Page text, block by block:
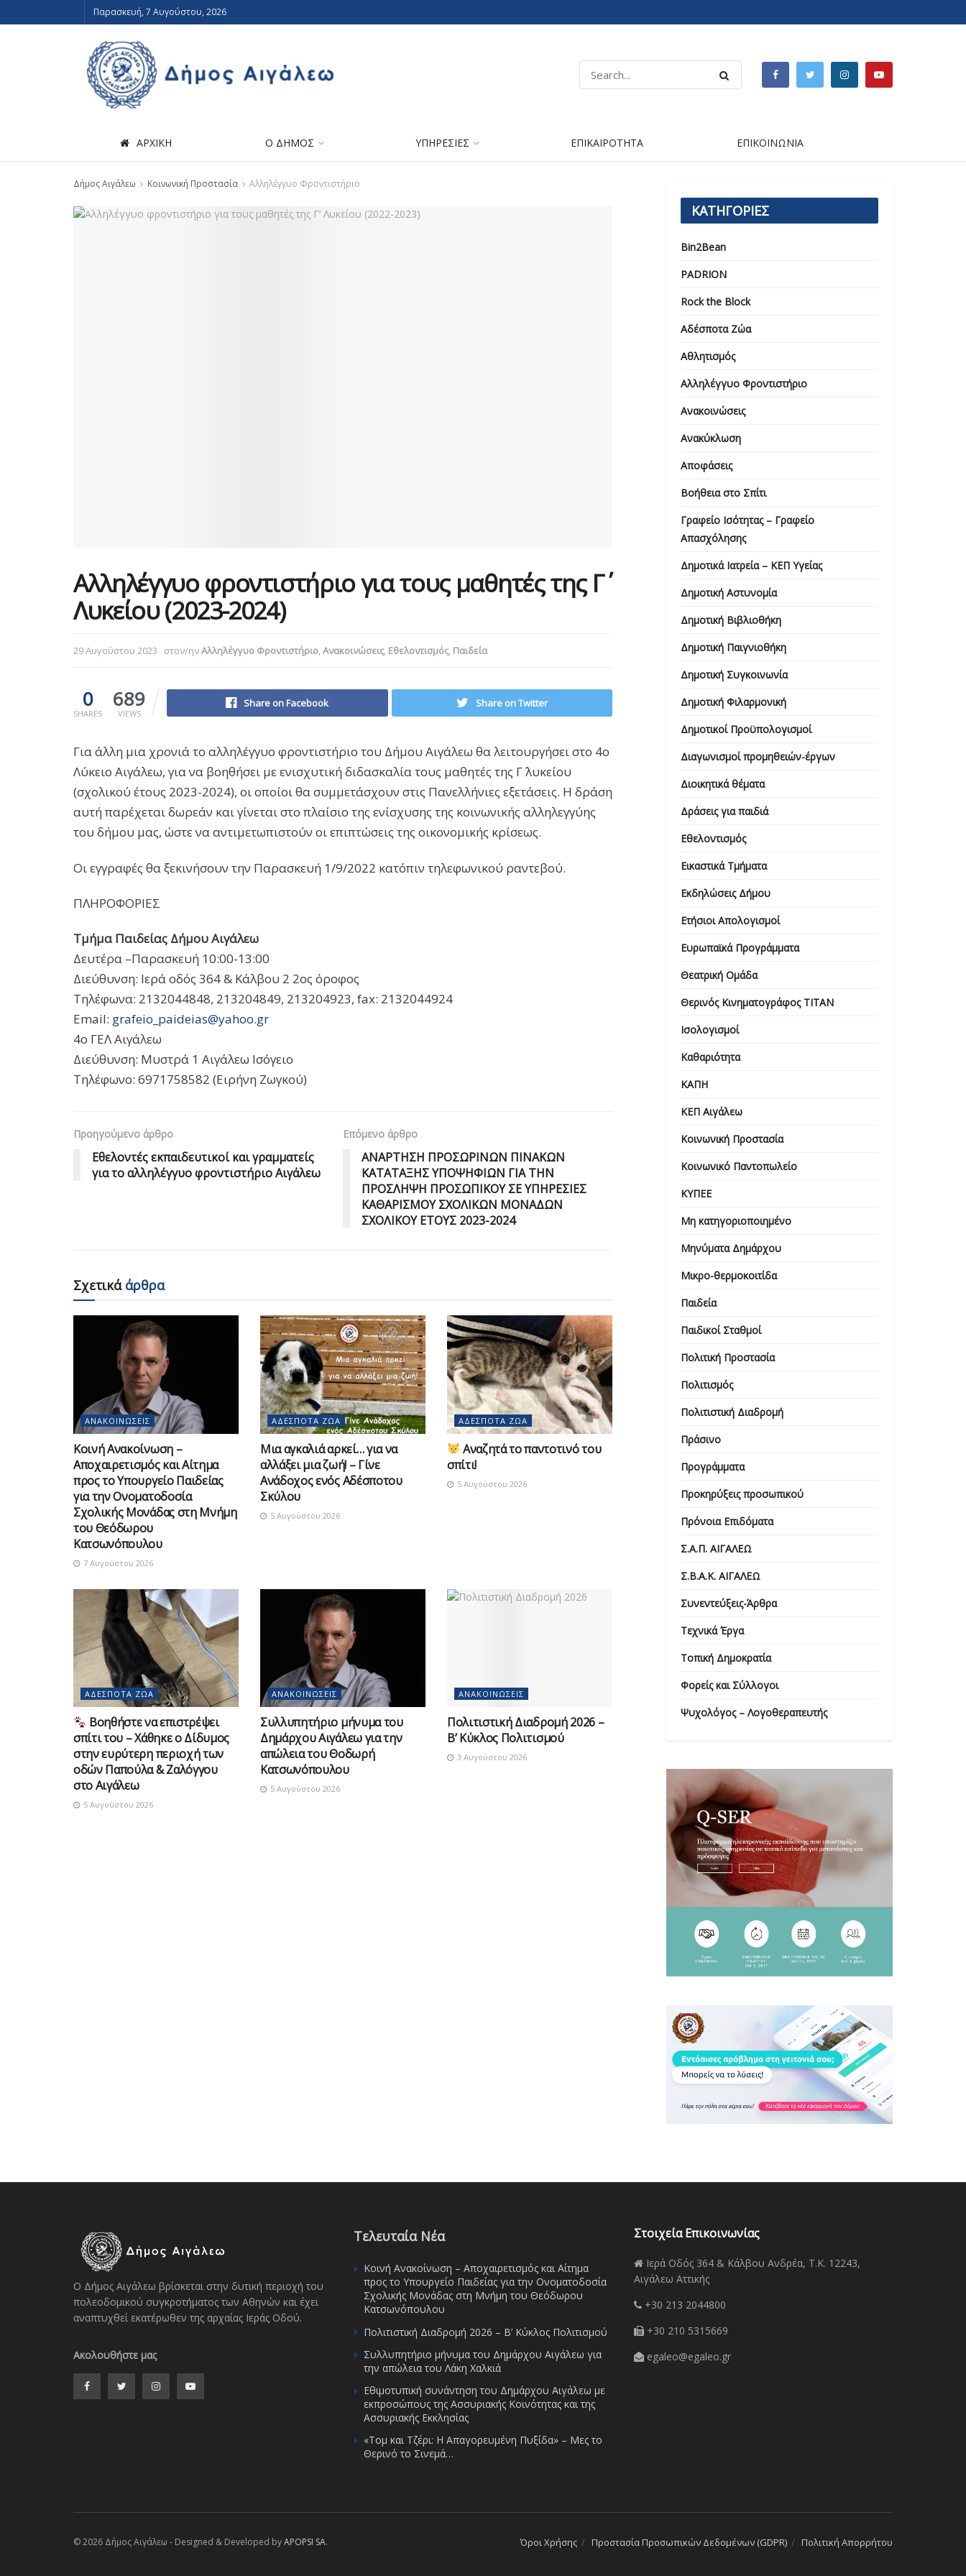
Παρασκευή, 7 Αυγούστου, 2026
ΑΡΧΙΚΗ Ο ΔΗΜΟΣ ΥΠΗΡΕΣΙΕΣ ΕΠΙΚΑΙΡΟΤΗΤΑ ΕΠΙΚΟΙΝΩΝΙΑ
Δήμος Αιγάλεω Κοινωνική Προστασία Αλληλέγγυο Φροντιστήριο
Αλληλέγγυο φροντιστήριο για τους μαθητές της Γ΄
Λυκείου (2023-2024)
29 Αυγούστου 2023 στον/ηνΑλληλέγγυο Φροντιστήριο,Ανακοινώσεις, Εθελοντισμός, Παιδεία
0
SHARES
689
VIEWS
Share on Facebook Share on Twitter
Για άλλη μια χρονιά το αλληλέγγυο φροντιστήριο του Δήμου Αιγάλεω θα λειτουργήσει στο 4ο
Λύκειο Αιγάλεω, για να βοηθήσει με ενισχυτική διδασκαλία τους μαθητές της Γ΄ λυκείου
(σχολικού έτους 2023-2024), οι οποίοι θα συμμετάσχουν στις Πανελλήνιες εξετάσεις. Η δράση
αυτή παρέχεται δωρεάν και γίνεται στο πλαίσιο της ενίσχυσης της κοινωνικής αλληλεγγύης
του δήμου μας, ώστε να αντιμετωπιστούν οι επιπτώσεις της οικονομικής κρίσεως.
Οι εγγραφές θα ξεκινήσουν την Παρασκευή 1/9/2022 κατόπιν τηλεφωνικού ραντεβού.
ΠΛΗΡΟΦΟΡΙΕΣ
Τμήμα Παιδείας Δήμου Αιγάλεω
Δευτέρα –Παρασκευή 10:00-13:00
Διεύθυνση: Ιερά οδός 364 & Κάλβου 2 2ος όροφος
Τηλέφωνα: 2132044848, 213204849, 213204923, fax: 2132044924
Email: grafeio_paideias@yahoo.gr
4ο ΓΕΛ Αιγάλεω
Διεύθυνση: Μυστρά 1 Αιγάλεω Ισόγειο
Τηλέφωνο: 6971758582 (Ειρήνη Ζωγκού)
Προηγούμενο άρθρο
Εθελοντές εκπαιδευτικοί και γραμματείς
για το αλληλέγγυο φροντιστήριο Αιγάλεω
Επόμενο άρθρο
ΑΝΑΡΤΗΣΗ ΠΡΟΣΩΡΙΝΩΝ ΠΙΝΑΚΩΝ
ΚΑΤΑΤΑΞΗΣ ΥΠΟΨΗΦΙΩΝ ΓΙΑ ΤΗΝ
ΠΡΟΣΛΗΨΗ ΠΡΟΣΩΠΙΚΟΥ ΣΕ ΥΠΗΡΕΣΙΕΣ
ΚΑΘΑΡΙΣΜΟΥ ΣΧΟΛΙΚΩΝ ΜΟΝΑΔΩΝ
ΣΧΟΛΙΚΟΥ ΕΤΟΥΣ 2023-2024
Σχετικάάρθρα
ΑΝΑΚΟΙΝΏΣΕΙΣ
Κοινή Ανακοίνωση –
Αποχαιρετισμός και Αίτημα
προς το Υπουργείο Παιδείας
για την Ονοματοδοσία
Σχολικής Μονάδας στη Μνήμη
του Θεόδωρου
Κατσωνόπουλου
7 Αυγούστου 2026
ΑΔΈΣΠΟΤΑ ΖΏΑ
Μια αγκαλιά αρκεί… για να
αλλάξει μια ζωή! – Γίνε
Ανάδοχος ενός Αδέσποτου
Σκύλου
5 Αυγούστου 2026
ΑΔΈΣΠΟΤΑ ΖΏΑ
Αναζητά το παντοτινό του
σπίτι!
5 Αυγούστου 2026
ΑΔΈΣΠΟΤΑ ΖΏΑ
Βοηθήστε να επιστρέψει
σπίτι του – Χάθηκε ο Δίδυμος
στην ευρύτερη περιοχή των
οδών Παπούλα & Ζαλόγγου
στο Αιγάλεω
5 Αυγούστου 2026
ΑΝΑΚΟΙΝΏΣΕΙΣ
Συλλυπητήριο μήνυμα του
Δημάρχου Αιγάλεω για την
απώλεια του Θοδωρή
Κατσωνόπουλου
5 Αυγούστου 2026
ΑΝΑΚΟΙΝΏΣΕΙΣ
Πολιτιστική Διαδρομή 2026 –
Β’ Κύκλος Πολιτισμού
3 Αυγούστου 2026
ΚΑΤΗΓΟΡΙΕΣ
Bin2Bean
PADRION
Rock the Block
Αδέσποτα Ζώα
Αθλητισμός
Αλληλέγγυο Φροντιστήριο
Ανακοινώσεις
Ανακύκλωση
Αποφάσεις
Βοήθεια στο Σπίτι
Γραφείο Ισότητας – Γραφείο
Απασχόλησης
Δημοτικά Ιατρεία – ΚΕΠ Υγείας
Δημοτική Αστυνομία
Δημοτική Βιβλιοθήκη
Δημοτική Παιγνιοθήκη
Δημοτική Συγκοινωνία
Δημοτική Φιλαρμονική
Δημοτικοί Προϋπολογισμοί
Διαγωνισμοί προμηθειών-έργων
Διοικητικά θέματα
Δράσεις για παιδιά
Εθελοντισμός
Εικαστικά Τμήματα
Εκδηλώσεις Δήμου
Ετήσιοι Απολογισμοί
Ευρωπαϊκά Προγράμματα
Θεατρική Ομάδα
Θερινός Κινηματογράφος ΤΙΤΑΝ
Ισολογισμοί
Καθαριότητα
ΚΑΠΗ
ΚΕΠ Αιγάλεω
Κοινωνική Προστασία
Κοινωνικό Παντοπωλείο
ΚΥΠΕΕ
Μη κατηγοριοποιημένο
Μηνύματα Δημάρχου
Μικρο-θερμοκοιτίδα
Παιδεία
Παιδικοί Σταθμοί
Πολιτική Προστασία
Πολιτισμός
Πολιτιστική Διαδρομή
Πράσινο
Προγράμματα
Προκηρύξεις προσωπικού
Πρόνοια Επιδόματα
Σ.Α.Π. ΑΙΓΑΛΕΩ
Σ.Β.Α.Κ. ΑΙΓΑΛΕΩ
Συνεντεύξεις-Άρθρα
Τεχνικά Έργα
Τοπική Δημοκρατία
Φορείς και Σύλλογοι
Ψυχολόγος – Λογοθεραπευτής
Ο Δήμος Αιγάλεω βρίσκεται στην δυτική περιοχή του
πολεοδομικού συγκροτήματος των Αθηνών και έχει
αναπτυχθεί εκατέρωθεν της αρχαίας Ιεράς Οδού.
Ακολουθήστε μας
Τελευταία Νέα
Κοινή Ανακοίνωση – Αποχαιρετισμός και Αίτημα
προς το Υπουργείο Παιδείας για την Ονοματοδοσία
Σχολικής Μονάδας στη Μνήμη του Θεόδωρου
Κατσωνόπουλου
Πολιτιστική Διαδρομή 2026 – Β’ Κύκλος Πολιτισμού
Συλλυπητήριο μήνυμα του Δημάρχου Αιγάλεω για
την απώλεια του Λάκη Χαλκιά
Εθιμοτυπική συνάντηση του Δημάρχου Αιγάλεω με
εκπροσώπους της Ασσυριακής Κοινότητας και της
Ασσυριακής Εκκλησίας
«Τομ και Τζέρι: Η Απαγορευμένη Πυξίδα» – Μες το
Θερινό το Σινεμά…
Στοιχεία Επικοινωνίας
Ιερά Οδός 364 & Κάλβου Ανδρέα, Τ.Κ. 12243,
Αιγάλεω Αττικής
+30 213 2044800
+30 210 5315669
egaleo@egaleo.gr
Όροι Χρήσης Προστασία Προσωπικών Δεδομένων (GDPR) Πολιτική Απορρήτου
© 2026 Δήμος Αιγάλεω - Designed & Developed byAPOPSI SA.